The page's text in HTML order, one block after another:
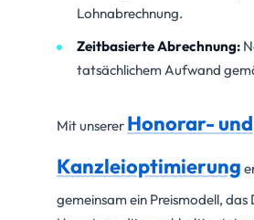
Lohnabrechnung.
Zeitbasierte Abrechnung:
tatsächlichem Aufwand
Mit unserer Honorar- und
Kanzleioptimierung
gemeinsam ein Preismodell, das